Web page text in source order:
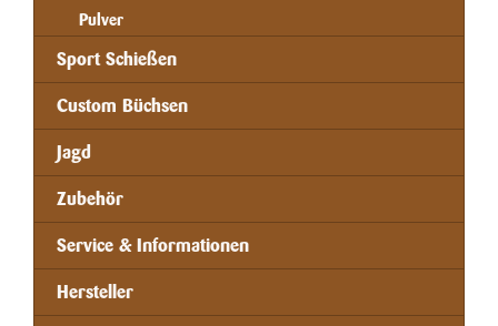
Pulver
Sport Schießen
Custom Büchsen
Jagd
Zubehör
Service & Informationen
Hersteller